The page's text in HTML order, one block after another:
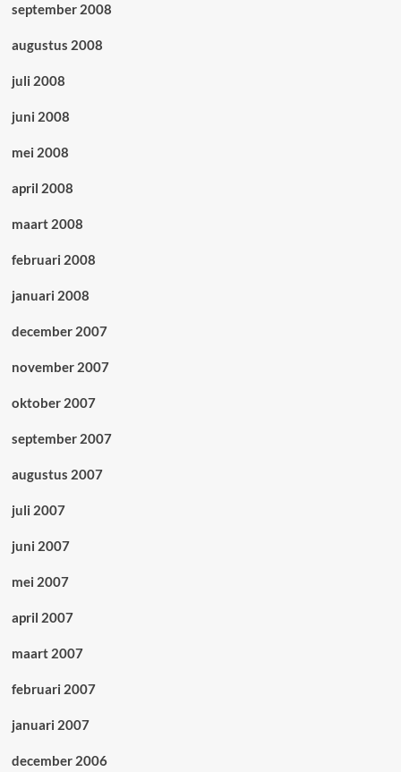
september 2008
augustus 2008
juli 2008
juni 2008
mei 2008
april 2008
maart 2008
februari 2008
januari 2008
december 2007
november 2007
oktober 2007
september 2007
augustus 2007
juli 2007
juni 2007
mei 2007
april 2007
maart 2007
februari 2007
januari 2007
december 2006